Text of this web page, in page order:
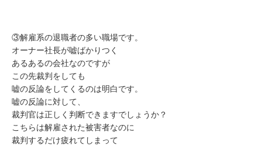
③解雇系の退職者の多い職場です。
オーナー社長が嘘ばかりつく
あるあるの会社なのですが
この先裁判をしても
嘘の反論をしてくるのは明白です。
嘘の反論に対して、
裁判官は正しく判断できますでしょうか？
こちらは解雇された被害者なのに
裁判するだけ疲れてしまって